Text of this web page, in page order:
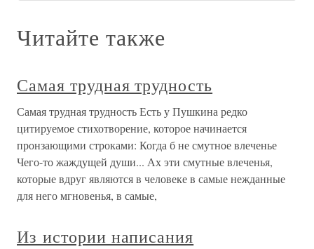
Читайте также
Самая трудная трудность
Самая трудная трудность Есть у Пушкина редко
цитируемое стихотворение, которое начинается
пронзающими строками: Когда б не смутное влеченье
Чего-то жаждущей души... Ах эти смутные влеченья,
которые вдруг являются в человеке в самые нежданные
для него мгновенья, в самые,
Из истории написания